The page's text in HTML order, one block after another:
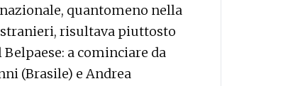
quantomeno nella
risultava piuttosto
a cominciare da
(Brasile) e Andrea